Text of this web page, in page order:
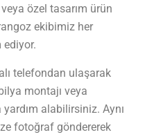
özel tasarım ürün
ekibimiz her
telefondan ulaşarak
montajı veya
alabilirsiniz. Aynı
fotoğraf göndererek